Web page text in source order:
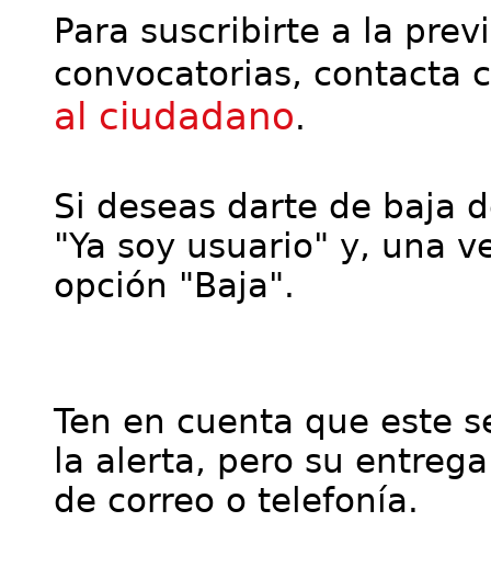
Para suscribirte a la
convocatorias, contacta
al ciudadano.
Si deseas darte de baja
"Ya soy usuario" y, una
opción "Baja".
Ten en cuenta que este
la alerta, pero su
de correo o telefonía.